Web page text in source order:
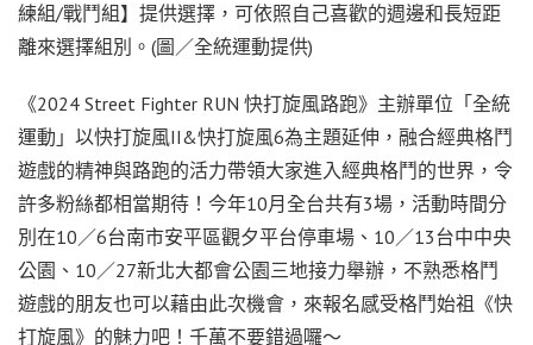
練組/戰鬥組】提供選擇，可依照自己喜歡的週邊和長短距
離來選擇組別。(圖／全統運動提供)
《2024 Street Fighter RUN 快打旋風路跑》主辦單位「全統
運動」以快打旋風II&快打旋風6為主題延伸，融合經典格鬥
遊戲的精神與路跑的活力帶領大家進入經典格鬥的世界，令
許多粉絲都相當期待！今年10月全台共有3場，活動時間分
別在10／6台南市安平區觀夕平台停車場、 10／13台中中央
公園、 10／27新北大都會公園三地接力舉辦，不熟悉格鬥
遊戲的朋友也可以藉由此次機會，來報名感受格鬥始祖《快
打旋風》的魅力吧！千萬不要錯過囉～